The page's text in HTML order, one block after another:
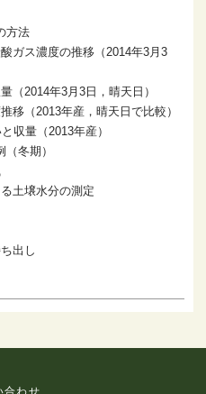
方法
ガス濃度の推移（2014年3月3
2014年3月3日，晴天日）
（2013年産，晴天日で比較）
収量（2013年産）
冬期）
土壌水分の測定
出し
合わせ